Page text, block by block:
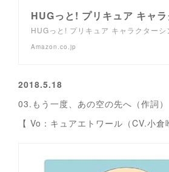
HUGっと! プリキュア キャ
HUGっと! プリキュア キャラクターシ
Amazon.co.jp
2018.5.18
03.もう一度、あの空の先へ（作詞）
【 Vo：キュアエトワール（CV.小倉